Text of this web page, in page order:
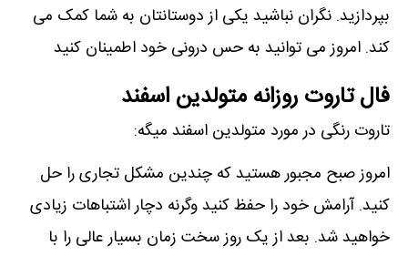
بپردازید. نگران نباشید یکی از دوستانتان به شما کمک می
کند. امروز می توانید به حس درونی خود اطمینان کنید
فال تاروت روزانه متولدین اسفند
تاروت رنگی در مورد متولدین اسفند میگه:
امروز صبح مجبور هستید که چندین مشکل تجاری را حل
کنید. آرامش خود را حفظ کنید وگرنه دچار اشتباهات زیادی
خواهید شد. بعد از یک روز سخت زمان بسیار عالی را با